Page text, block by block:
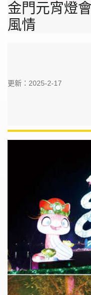
金門元宵燈
風情
更新：2025-2-17